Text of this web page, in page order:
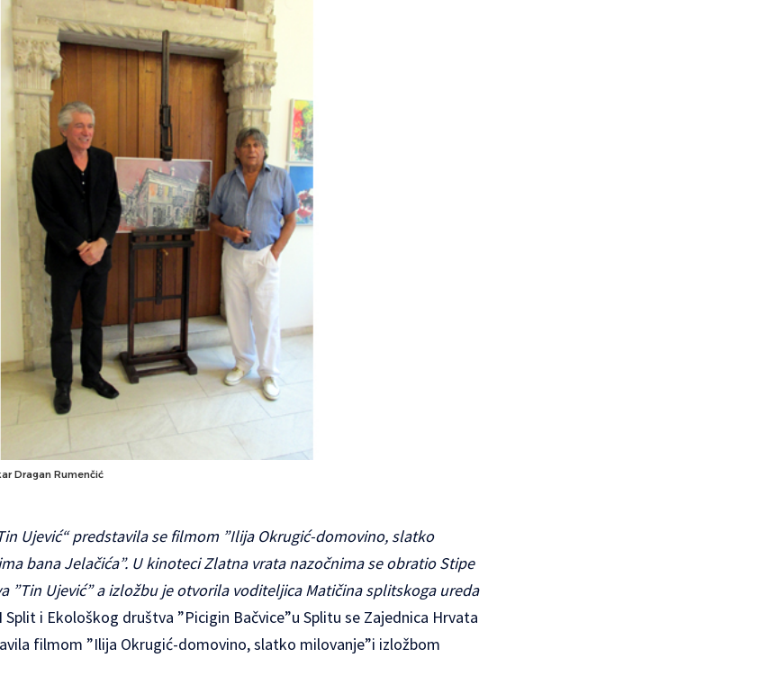
Dragan Rumenčić
Ujević“ predstavila se filmom ”Ilija Okrugić-domovino, slatko
bana Jelačića”. U kinoteci Zlatna vrata nazočnima se obratio Stipe
”Tin Ujević” a izložbu je otvorila voditeljica Matičina splitskoga ureda
i Ekološkog društva ”Picigin Bačvice”u Splitu se Zajednica Hrvata
filmom ”Ilija Okrugić-domovino, slatko milovanje”i izložbom